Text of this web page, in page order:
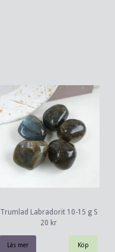
Trumlad Labradorit 10-15 g S
20 kr
Läs mer